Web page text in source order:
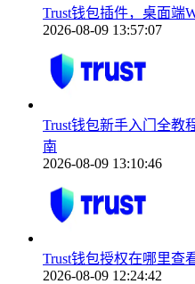
Trust钱包插件，桌面端
2026-08-09 13:57:07
Trust钱包新手入门全教
南
2026-08-09 13:10:46
Trust钱包授权在哪里查
2026-08-09 12:24:42